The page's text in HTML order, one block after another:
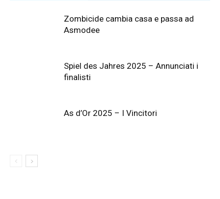
Zombicide cambia casa e passa ad
Asmodee
Spiel des Jahres 2025 – Annunciati i
finalisti
As d’Or 2025 – I Vincitori